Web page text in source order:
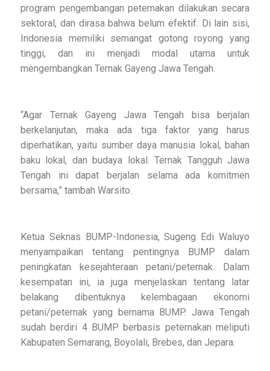
program pengembangan peternakan dilakukan secara
sektoral, dan dirasa bahwa belum efektif. Di lain sisi,
Indonesia memiliki semangat gotong royong yang
tinggi, dan ini menjadi modal utama untuk
mengembangkan Ternak Gayeng Jawa Tengah.
“Agar Ternak Gayeng Jawa Tengah bisa berjalan
berkelanjutan, maka ada tiga faktor yang harus
diperhatikan, yaitu sumber daya manusia lokal, bahan
baku lokal, dan budaya lokal. Ternak Tangguh Jawa
Tengah ini dapat berjalan selama ada komitmen
bersama,” tambah Warsito.
Ketua Seknas BUMP-Indonesia, Sugeng Edi Waluyo
menyampaikan tentang pentingnya BUMP dalam
peningkatan kesejahteraan petani/peternak. Dalam
kesempatan ini, ia juga menjelaskan tentang latar
belakang dibentuknya kelembagaan ekonomi
petani/peternak yang bernama BUMP. Jawa Tengah
sudah berdiri 4 BUMP berbasis peternakan meliputi
Kabupaten Semarang, Boyolali, Brebes, dan Jepara.